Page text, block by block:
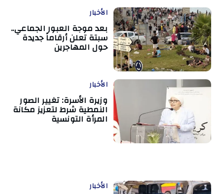
الأخبار
بعد موجة العبور الجماعي..
سبتة تعلن أرقاماً جديدة
حول المهاجرين
الأخبار
وزيرة الأسرة: تغيير الصور
النمطية شرط لتعزيز مكانة
المرأة التونسية
الأخبار